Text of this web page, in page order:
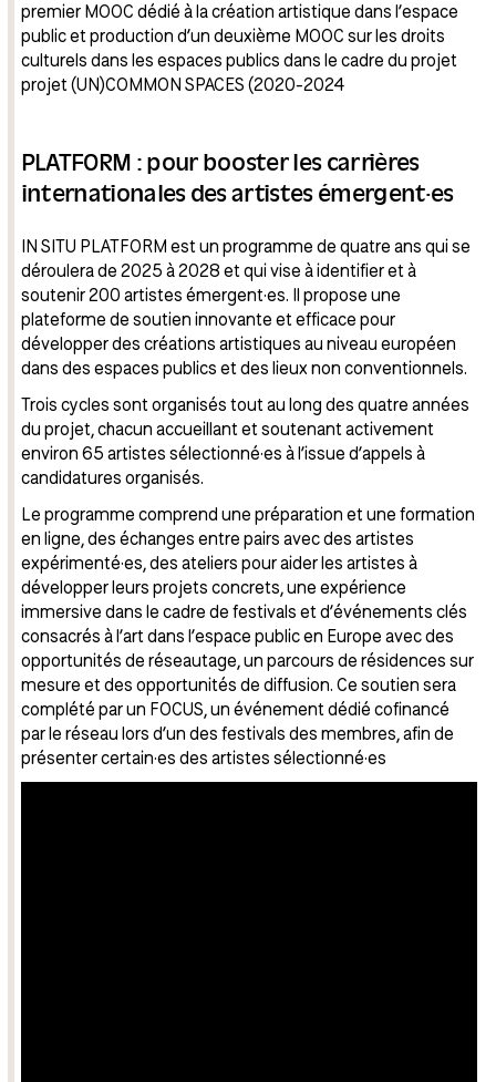
premier MOOC dédié à la création artistique dans l’espace
public et production d’un deuxième MOOC sur les droits
culturels dans les espaces publics dans le cadre du projet
projet (UN)COMMON SPACES (2020-2024
PLATFORM : pour booster les carrières
internationales des artistes émergent·es
IN SITU PLATFORM est un programme de quatre ans qui se
déroulera de 2025 à 2028 et qui vise à identifier et à
soutenir 200 artistes émergent·es. Il propose une
plateforme de soutien innovante et efficace pour
développer des créations artistiques au niveau européen
dans des espaces publics et des lieux non conventionnels.
Trois cycles sont organisés tout au long des quatre années
du projet, chacun accueillant et soutenant activement
environ 65 artistes sélectionné·es à l’issue d’appels à
candidatures organisés.
Le programme comprend une préparation et une formation
en ligne, des échanges entre pairs avec des artistes
expérimenté·es, des ateliers pour aider les artistes à
développer leurs projets concrets, une expérience
immersive dans le cadre de festivals et d’événements clés
consacrés à l’art dans l’espace public en Europe avec des
opportunités de réseautage, un parcours de résidences sur
mesure et des opportunités de diffusion. Ce soutien sera
complété par un FOCUS, un événement dédié cofinancé
par le réseau lors d’un des festivals des membres, afin de
présenter certain·es des artistes sélectionné·es